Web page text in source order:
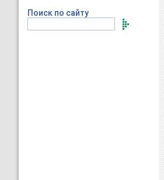
Поиск по сайту